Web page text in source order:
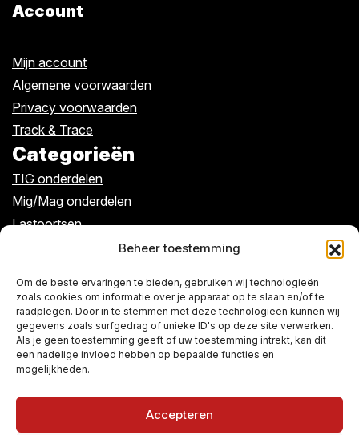
Beheer toestemming
Om de beste ervaringen te bieden, gebruiken wij technologieën
zoals cookies om informatie over je apparaat op te slaan en/of te
raadplegen. Door in te stemmen met deze technologieën kunnen wij
gegevens zoals surfgedrag of unieke ID's op deze site verwerken.
Als je geen toestemming geeft of uw toestemming intrekt, kan dit
een nadelige invloed hebben op bepaalde functies en
mogelijkheden.
Accepteren
Account
Mijn account
Algemene voorwaarden
Privacy voorwaarden
Track & Trace
Categorieën
TIG onderdelen
Mig/Mag onderdelen
Lastoortsen
Over ons
De winkel
Contact